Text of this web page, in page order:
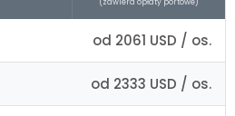
od 2061 USD / os.
od 2333 USD / os.